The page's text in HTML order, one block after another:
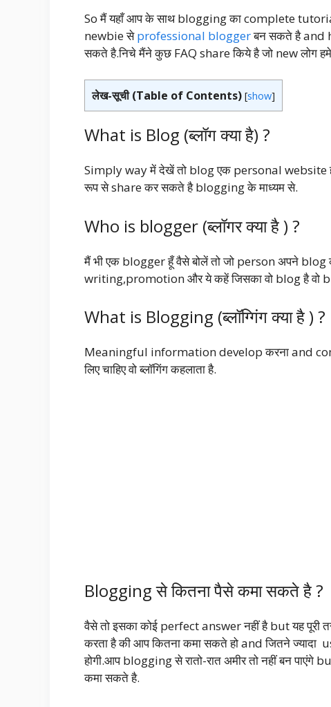
So मैं यहाँ आप के साथ blogging का complete
newbie सेprofessional bloggerबन सकते है and
सकते है.निचे मैंने कुछ FAQ share किये है जो new लोग
लेख-सूची (Table of Contents) [show]
What is Blog (ब्लॉग क्या है) ?
Simply way में देखें तो blog एक personal website
रूप से share कर सकते है blogging के माध्यम से.
Who is blogger (ब्लॉगर क्या है ) ?
मैं भी एक blogger हूँ वैसे बोलें तो जो person अपने
writing,promotion और ये कहें जिसका वो blog है वो
What is Blogging (ब्लॉग्गिंग क्या है ) ?
Meaningful information develop करना and
लिए चाहिए वो ब्लॉगिंग कहलाता है.
Blogging से कितना पैसे कमा सकते है ?
वैसे तो इसका कोई perfect answer नहीं है but यह
करता है की आप कितना कमा सकते हो and जितने
होगी.आप blogging से रातो-रात अमीर तो नहीं बन
कमा सकते है.